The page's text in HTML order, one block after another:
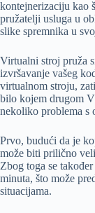
kontejnerizaciju kao
pružatelji usluga u
slike spremnika u
Virtualni stroj pruža
izvršavanje vašeg
virtualnom stroju,
bilo kojem drugom
nekoliko problema s
Prvo, budući da je
može biti prilično
Zbog toga se
minuta, što može
situacijama.